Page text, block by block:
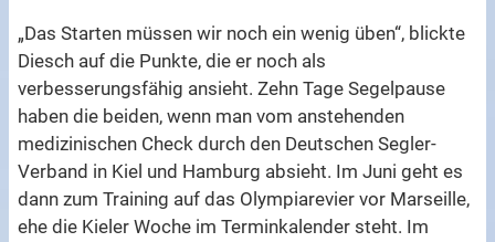
„Das Starten müssen wir noch ein wenig üben“, blickte
Diesch auf die Punkte, die er noch als
verbesserungsfähig ansieht. Zehn Tage Segelpause
haben die beiden, wenn man vom anstehenden
medizinischen Check durch den Deutschen Segler-
Verband in Kiel und Hamburg absieht. Im Juni geht es
dann zum Training auf das Olympiarevier vor Marseille,
ehe die Kieler Woche im Terminkalender steht. Im